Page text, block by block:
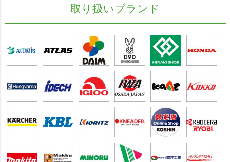
取り扱いブランド